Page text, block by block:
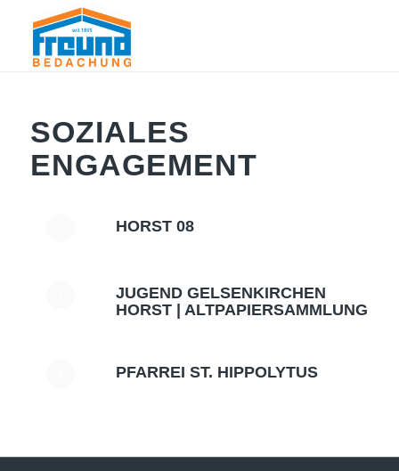
SOZIALES
ENGAGEMENT
HORST 08
JUGEND GELSENKIRCHEN
HORST | ALTPAPIERSAMMLUNG
PFARREI ST. HIPPOLYTUS